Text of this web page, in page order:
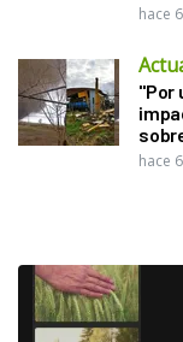
hace
"Por
hace